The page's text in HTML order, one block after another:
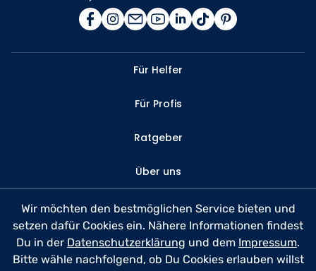
Für Helfer
Für Profis
Ratgeber
Über uns
Kontakt
FAQ
Wir möchten den bestmöglichen Service bieten und
setzen dafür Cookies ein. Nähere Informationen findest
Du in der Datenschutzerklärung und dem Impressum.
Bitte wähle nachfolgend, ob Du Cookies erlauben willst